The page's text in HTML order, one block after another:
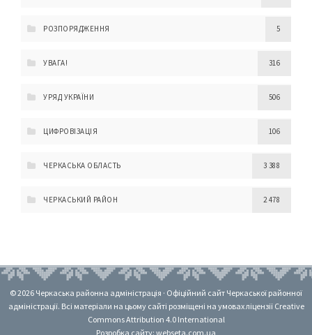
РОЗПОРЯДЖЕННЯ 5
УВАГА! 316
УРЯД УКРАЇНИ 506
ЦИФРОВІЗАЦІЯ 106
ЧЕРКАСЬКА ОБЛАСТЬ 3 388
ЧЕРКАСЬКИЙ РАЙОН 2 478
© 2026 Черкаська районна адміністрація · Офіційний сайт Черкаської районної
адміністрації. Всі матеріали на цьому сайті розміщені на умовах ліцензії Creative
Commons Attribution 4.0 International
Розробка сайту: webseta.com.ua